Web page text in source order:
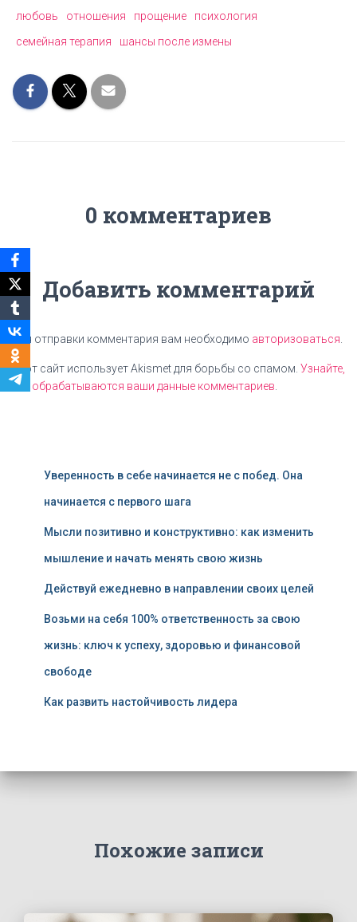
любовь отношения прощение
психология
семейная терапия
шансы после измены
0 комментариев
Добавить комментарий
Для отправки комментария вам необходимо авторизоваться
Этот сайт использует Akismet для борьбы со спамом. Узнайте,
как обрабатываются ваши данные комментариев
Уверенность в себе начинается не с побед. Она
начинается с первого шага
Мысли позитивно и конструктивно: как изменить
мышление и начать менять свою жизнь
Действуй ежедневно в направлении своих целей
Возьми на себя 100% ответственность за свою
жизнь: ключ к успеху, здоровью и финансовой
свободе
Как развить настойчивость лидера
Похожие записи